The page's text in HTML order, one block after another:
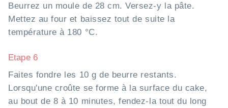
Beurrez un moule de 28 cm. Versez-y la pâte.
Mettez au four et baissez tout de suite la
température à 180 °C.
Etape 6
Faites fondre les 10 g de beurre restants.
Lorsqu'une croûte se forme à la surface du cake,
au bout de 8 à 10 minutes, fendez-la tout du long